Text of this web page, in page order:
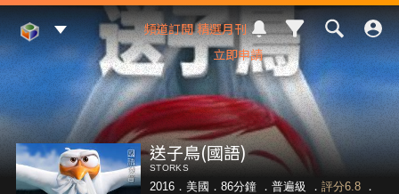
Mod Web頻道訂閱
立即申請
精選月刊
送子鳥(國語)
STORKS
2016．美國．86分鐘 ． 普遍級 ． 評分6.8．